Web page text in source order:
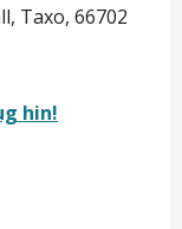
Taxo, 66702
hin!